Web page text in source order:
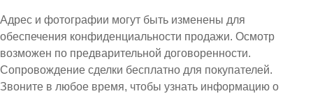
Адрес и фотографии могут быть изменены для
обеспечения конфиденциальности продажи. Осмотр
возможен по предварительной договоренности.
Сопровождение сделки бесплатно для покупателей.
Звоните в любое время, чтобы узнать информацию о